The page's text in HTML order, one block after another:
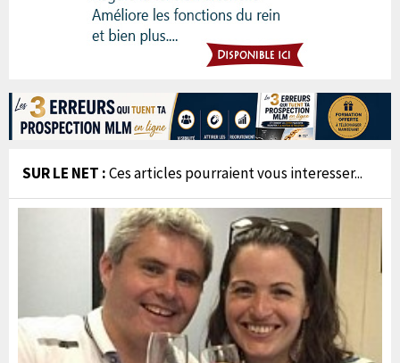
SUR LE NET :Ces articles pourraient vous interesser...